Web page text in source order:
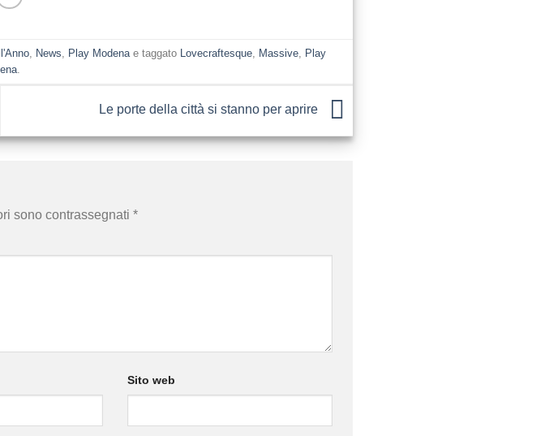
News Play Modena e taggato Lovecraftesque Massive Play
Le porte della città si stanno per aprire
sono contrassegnati *
Sito web